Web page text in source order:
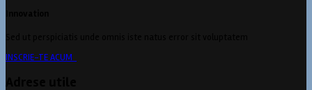
INSCRIE-TE ACUM